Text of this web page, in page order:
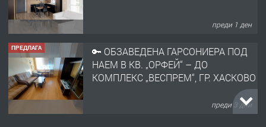
ПРЕДЛАГА
🔑 ОБЗАВЕДЕНА ГАРСОНИЕРА ПОД
КОМПЛЕКС „ВЕСПРЕМ“, ГР. ХАСКОВО
преди 3 дни